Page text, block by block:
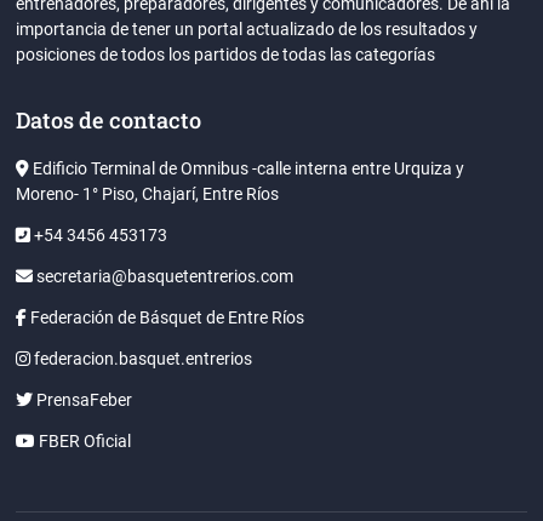
entrenadores, preparadores, dirigentes y comunicadores. De ahi la
importancia de tener un portal actualizado de los resultados y
posiciones de todos los partidos de todas las categorías
Datos de contacto
Edificio Terminal de Omnibus -calle interna entre Urquiza y
Moreno- 1° Piso, Chajarí, Entre Ríos
+54 3456 453173
secretaria@basquetentrerios.com
Federación de Básquet de Entre Ríos
federacion.basquet.entrerios
PrensaFeber
FBER Oficial